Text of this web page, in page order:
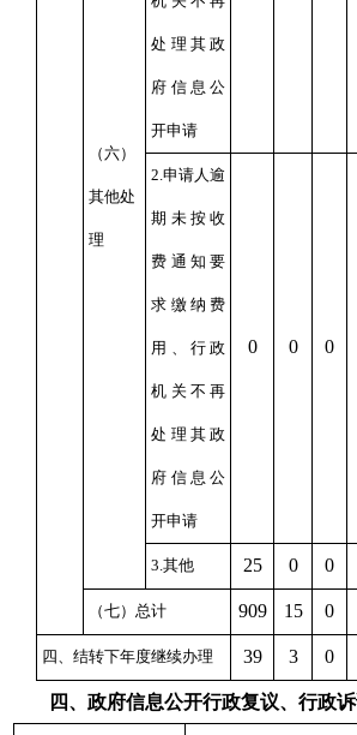
（六）
其他处
理
处理其政
府信息公
开申请
2.申请人逾
期未按收
费通知要
求缴纳费
用、行政
机关不再
处理其政
府信息公
开申请
0 0 0
3.其他 25 0 0
（七）总计 909 15 0
四、结转下年度继续办理 39 3 0
四、政府信息公开行政复议、行政诉